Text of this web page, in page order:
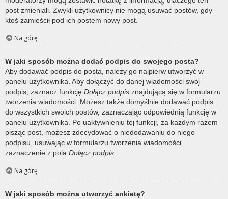
post zmieniali. Zwykli użytkownicy nie mogą usuwać postów, gdy
ktoś zamieścił pod ich postem nowy post.
Na górę
W jaki sposób można dodać podpis do swojego posta?
Aby dodawać podpis do posta, należy go najpierw utworzyć w
panelu użytkownika. Aby dołączyć do danej wiadomości swój
podpis, zaznacz funkcję Dołącz podpis znajdującą się w formularzu
tworzenia wiadomości. Możesz także domyślnie dodawać podpis
do wszystkich swoich postów, zaznaczając odpowiednią funkcję w
panelu użytkownika. Po uaktywnieniu tej funkcji, za każdym razem
pisząc post, możesz zdecydować o niedodawaniu do niego
podpisu, usuwając w formularzu tworzenia wiadomości
zaznaczenie z pola Dołącz podpis.
Na górę
W jaki sposób można utworzyć ankietę?